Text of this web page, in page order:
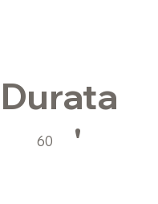
Durata
60 '